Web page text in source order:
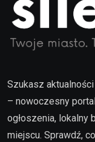
Szukasz
– nowoczesny
ogłoszenia, lokalny
miejscu. Sprawdź,